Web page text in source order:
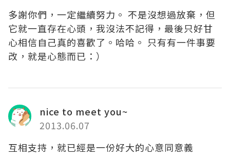
多謝你們，一定繼續努力。 不是沒想過放棄，但
它就一直存在心頭，我沒法不記得，最後只好甘
心相信自己真的喜歡了。哈哈。 只有有一件事要
改，就是心態而已：）
nice to meet you~
2013.06.07
互相支持，就已經是一份好大的心意同意義